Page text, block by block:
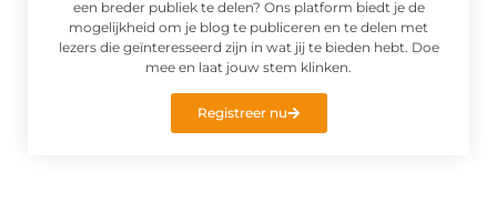
een breder publiek te delen? Ons platform biedt je de
mogelijkheid om je blog te publiceren en te delen met
lezers die geïnteresseerd zijn in wat jij te bieden hebt. Doe
mee en laat jouw stem klinken.
Registreer nu